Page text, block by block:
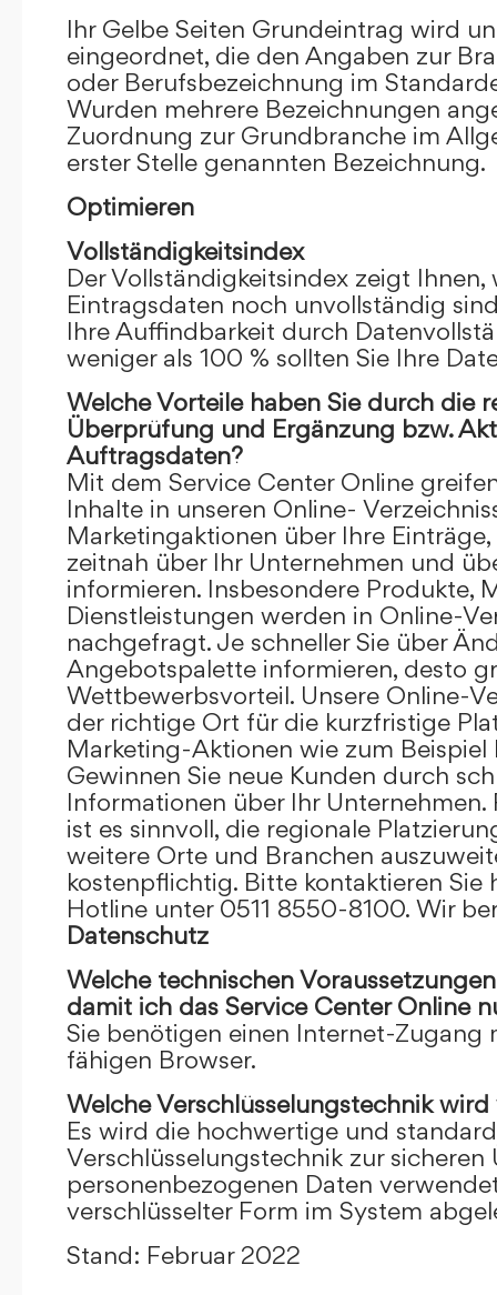
Ihr Gelbe Seiten Grundeintrag wird
eingeordnet, die den Angaben zur
oder Berufsbezeichnung im
Wurden mehrere Bezeichnungen
Zuordnung zur Grundbranche im
erster Stelle genannten Bezeichnung.
Optimieren
Vollständigkeitsindex
Der Vollständigkeitsindex zeigt
Eintragsdaten noch unvollständig
Ihre Auffindbarkeit durch
weniger als 100 % sollten Sie Ihre
Welche Vorteile haben Sie durch die
Überprüfung und Ergänzung bzw.
Auftragsdaten?
Mit dem Service Center Online
Inhalte in unseren Online-
Marketingaktionen über Ihre
zeitnah über Ihr Unternehmen und
informieren. Insbesondere Produkte,
Dienstleistungen werden in Online-
nachgefragt. Je schneller Sie über
Angebotspalette informieren, desto
Wettbewerbsvorteil. Unsere Online-
der richtige Ort für die kurzfristige
Marketing-Aktionen wie zum Beispiel
Gewinnen Sie neue Kunden durch
Informationen über Ihr Unternehmen.
ist es sinnvoll, die regionale
weitere Orte und Branchen
kostenpflichtig. Bitte kontaktieren Sie
Hotline unter 0511 8550-8100. Wir
Datenschutz
Welche technischen
damit ich das Service Center Online
Sie benötigen einen Internet-Zugang
fähigen Browser.
Welche Verschlüsselungstechnik
Es wird die hochwertige und
Verschlüsselungstechnik zur
personenbezogenen Daten
verschlüsselter Form im System
Stand: Februar 2022